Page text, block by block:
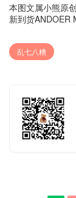
本图文属小熊原
新到货ANDOER
乱七八糟